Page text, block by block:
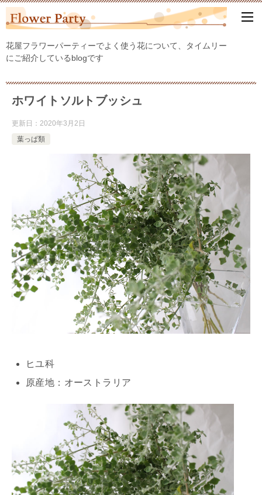
花屋フラワーパーティーでよく使う花について、タイムリー
にご紹介しているblogです
ホワイトソルトブッシュ
更新日： 2020年3月2日
葉っぱ類
ヒユ科
原産地：オーストラリア